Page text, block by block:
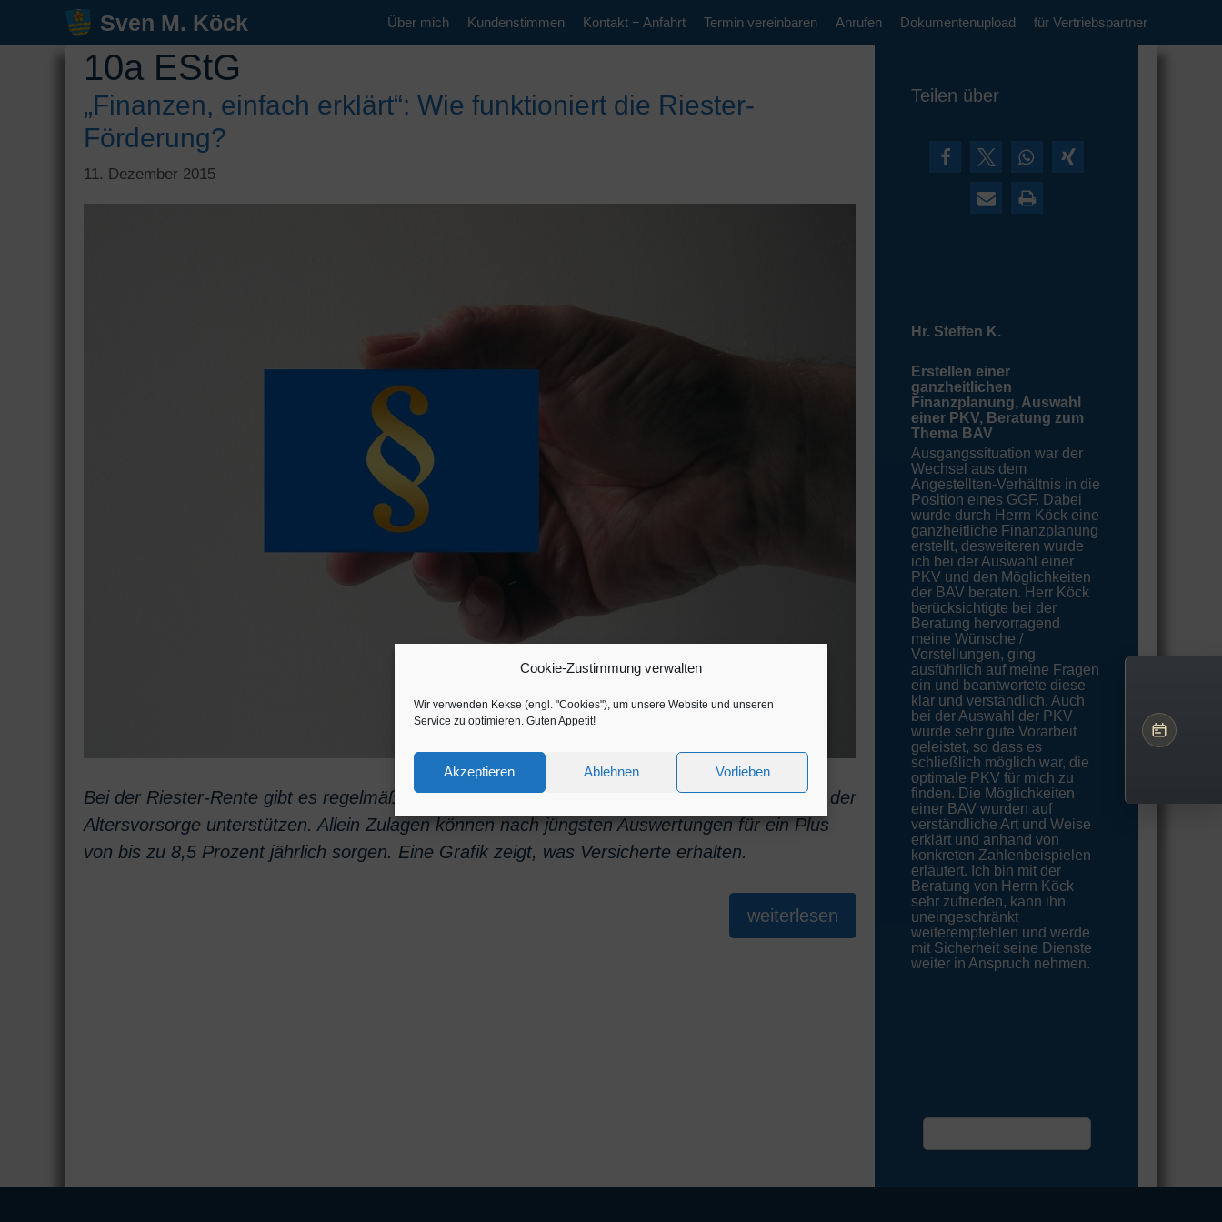
Cookie-Zustimmung verwalten
Wir verwenden Kekse (engl. "Cookies"), um unsere Website und unseren
Service zu optimieren. Guten Appetit!
Akzeptieren Ablehnen Vorlieben
Sven M. Köck Über mich Kundenstimmen Kontakt + Anfahrt Termin vereinbaren Anrufen Dokumentenupload für Vertriebspartner
10a EStG
„Finanzen, einfach erklärt“: Wie funktioniert die Riester-
Förderung?
11. Dezember 2015
Bei der Riester-Rente gibt es regelmäßig staatliche Zulagen und Steuererstattungen, die bei der
Altersvorsorge unterstützen. Allein Zulagen können nach jüngsten Auswertungen für ein Plus
von bis zu 8,5 Prozent jährlich sorgen. Eine Grafik zeigt, was Versicherte erhalten.
weiterlesen
Teilen über
Hr. Steffen K.
Erstellen einer
ganzheitlichen
Finanzplanung, Auswahl
einer PKV, Beratung zum
Thema BAV
Ausgangssituation war der
Wechsel aus dem
Angestellten-Verhältnis in die
Position eines GGF. Dabei
wurde durch Herrn Köck eine
ganzheitliche Finanzplanung
erstellt, desweiteren wurde
ich bei der Auswahl einer
PKV und den Möglichkeiten
der BAV beraten. Herr Köck
berücksichtigte bei der
Beratung hervorragend
meine Wünsche /
Vorstellungen, ging
ausführlich auf meine Fragen
ein und beantwortete diese
klar und verständlich. Auch
bei der Auswahl der PKV
wurde sehr gute Vorarbeit
geleistet, so dass es
schließlich möglich war, die
optimale PKV für mich zu
finden. Die Möglichkeiten
einer BAV wurden auf
verständliche Art und Weise
erklärt und anhand von
konkreten Zahlenbeispielen
erläutert. Ich bin mit der
Beratung von Herrn Köck
sehr zufrieden, kann ihn
uneingeschränkt
weiterempfehlen und werde
mit Sicherheit seine Dienste
weiter in Anspruch nehmen.